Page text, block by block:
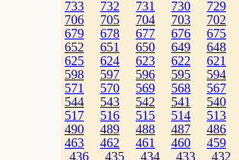
733
732 731 730 729
706
705 704 703 702
679
678 677 676 675
652
651 650 649 648
625
624 623 622 621
598
597 596 595 594
571
570 569 568 567
544
543 542 541 540
517
516 515 514 513
490
489 488 487 486
463
462 461 460 459
436
435 434 433 432